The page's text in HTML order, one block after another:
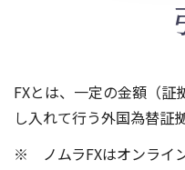
FXとは、一定の金額（証
し入れて行う外国為替証
ノムラFXはオンライ